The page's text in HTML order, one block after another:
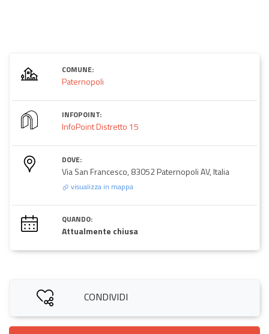
COMUNE:
Paternopoli
INFOPOINT:
InfoPoint Distretto 15
DOVE:
Via San Francesco, 83052 Paternopoli AV, Italia
visualizza in mappa
QUANDO:
Attualmente chiusa
CONDIVIDI